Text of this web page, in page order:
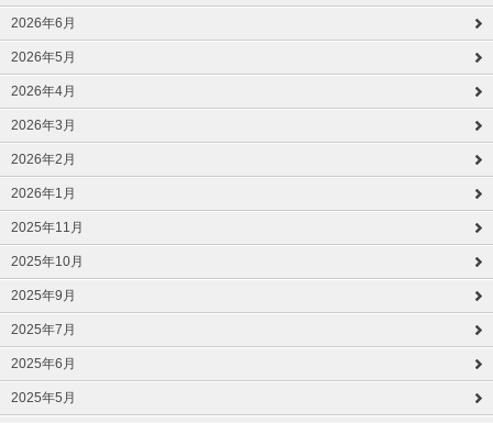
2026年6月
2026年5月
2026年4月
2026年3月
2026年2月
2026年1月
2025年11月
2025年10月
2025年9月
2025年7月
2025年6月
2025年5月